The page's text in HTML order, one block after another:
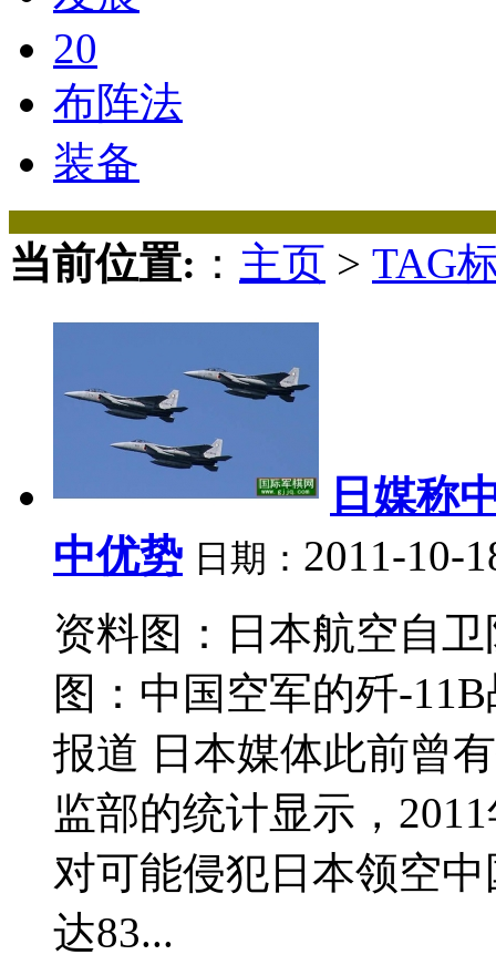
20
布阵法
装备
当前位置: ： 主页 > TAG
日媒称
中优势 日期： 2011-10-
资料图：日本航空自
图：中国空军的歼-
报道 日本媒体此前曾
监部的统计显示，
对可能侵犯日本领空
达83...